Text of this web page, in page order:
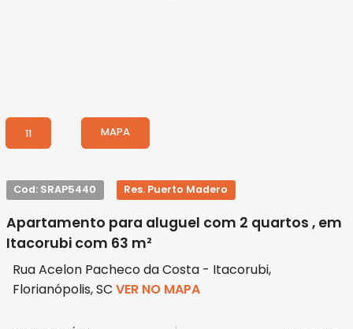
11 MAPA
Cod: SRAP5440 Res. Puerto Madero
Apartamento para aluguel com 2 quartos , em
Itacorubi com 63 m²
Rua Acelon Pacheco da Costa - Itacorubi,
Florianópolis, SC VER NO MAPA